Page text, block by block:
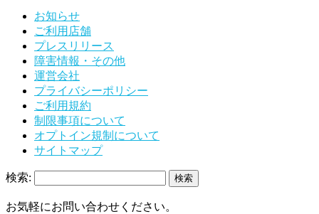
お知らせ
ご利用店舗
プレスリリース
障害情報・その他
運営会社
プライバシーポリシー
ご利用規約
制限事項について
オプトイン規制について
サイトマップ
検索:
お気軽にお問い合わせください。